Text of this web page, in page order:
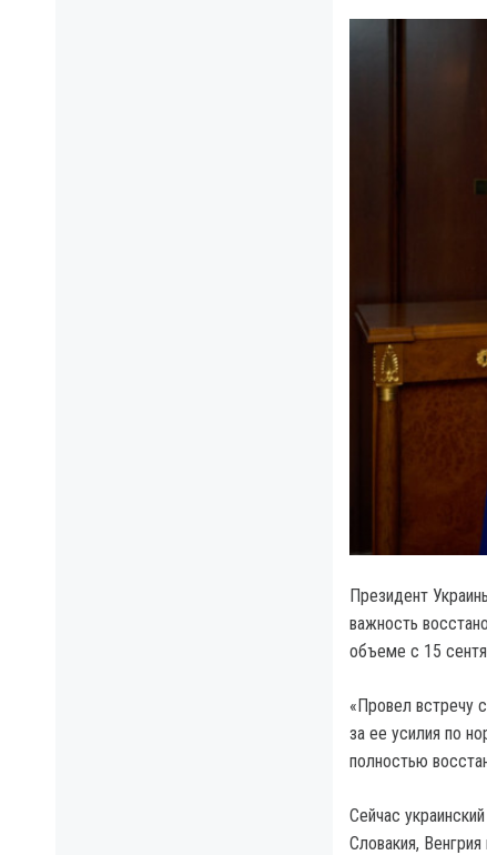
Президент
важность
объеме с 15
«Провел встречу
за ее усилия по
полностью
Сейчас
Словакия,